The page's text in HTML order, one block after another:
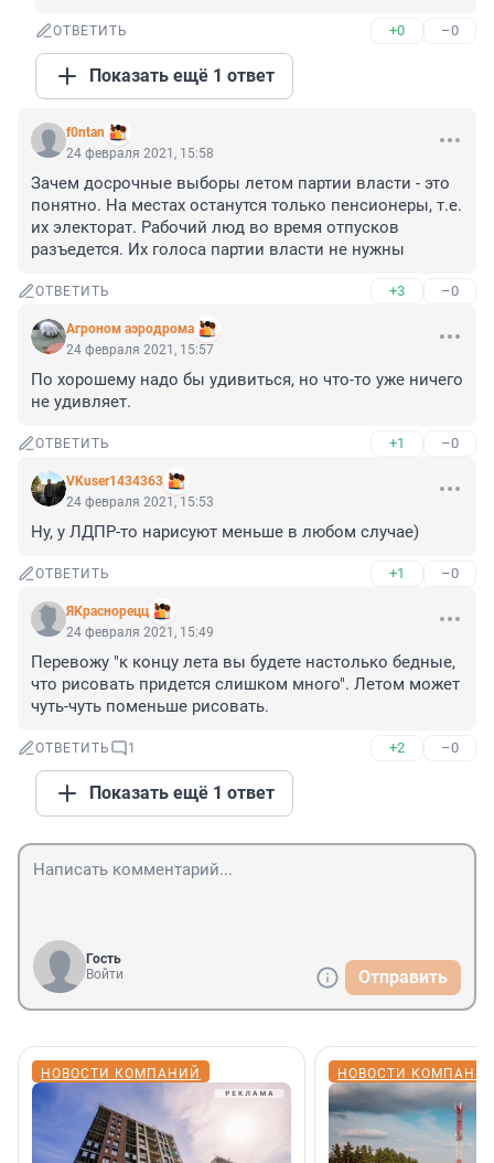
ОТВЕТИТЬ +0 –0
Показать ещё 1 ответ
f0ntan
24 февраля 2021, 15:58
Зачем досрочные выборы летом партии власти - это
понятно. На местах останутся только пенсионеры, т.е.
их электорат. Рабочий люд во время отпусков
разъедется. Их голоса партии власти не нужны
ОТВЕТИТЬ +3 –0
Агроном аэродрома
24 февраля 2021, 15:57
По хорошему надо бы удивиться, но что-то уже ничего
не удивляет.
ОТВЕТИТЬ +1 –0
VKuser1434363
24 февраля 2021, 15:53
Ну, у ЛДПР-то нарисуют меньше в любом случае)
ОТВЕТИТЬ +1 –0
ЯКраснорецц
24 февраля 2021, 15:49
Перевожу "к концу лета вы будете настолько бедные,
что рисовать придется слишком много". Летом может
чуть-чуть поменьше рисовать.
ОТВЕТИТЬ 1 +2 –0
Показать ещё 1 ответ
Гость
Войти
Отправить
НОВОСТИ КОМПАНИЙ НОВОСТИ